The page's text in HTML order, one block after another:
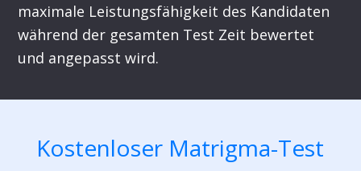
maximale Leistungsfähigkeit des Kandidaten
während der gesamten Test Zeit bewertet
und angepasst wird.
Kostenloser Matrigma-Test